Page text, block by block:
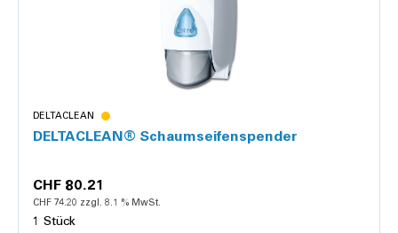
DELTACLEAN
DELTACLEAN® Schaumseifenspender
CHF 80.21
CHF 74.20 zzgl. 8.1 % MwSt.
1 Stück